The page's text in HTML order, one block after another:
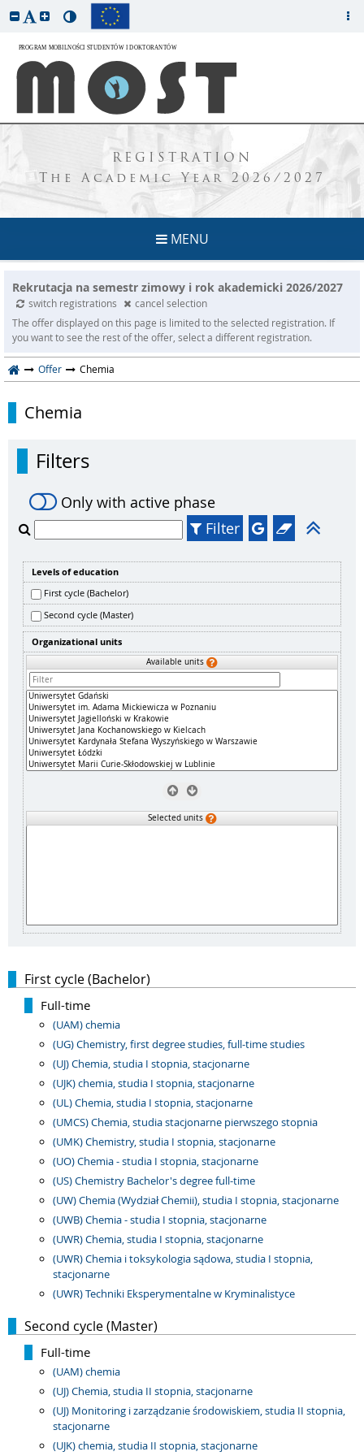
REGISTRATION
The Academic Year 2026/2027
MENU
Rekrutacja na semestr zimowy i rok akademicki 2026/2027
switch registrations
cancel selection
The offer displayed on this page is limited to the selected registration. If
you want to see the rest of the offer, select a different registration.
Offer Chemia
Chemia
Filters
Only with active phase
Filter
Levels of education
First cycle (Bachelor)
Second cycle (Master)
Organizational units
Available units
Selected units
First cycle (Bachelor)
Full-time
(UAM) chemia
(UG) Chemistry, first degree studies, full-time studies
(UJ) Chemia, studia I stopnia, stacjonarne
(UJK) chemia, studia I stopnia, stacjonarne
(UL) Chemia, studia I stopnia, stacjonarne
(UMCS) Chemia, studia stacjonarne pierwszego stopnia
(UMK) Chemistry, studia I stopnia, stacjonarne
(UO) Chemia - studia I stopnia, stacjonarne
(US) Chemistry Bachelor's degree full-time
(UW) Chemia (Wydział Chemii), studia I stopnia, stacjonarne
(UWB) Chemia - studia I stopnia, stacjonarne
(UWR) Chemia, studia I stopnia, stacjonarne
(UWR) Chemia i toksykologia sądowa, studia I stopnia,
stacjonarne
(UWR) Techniki Eksperymentalne w Kryminalistyce
Second cycle (Master)
Full-time
(UAM) chemia
(UJ) Chemia, studia II stopnia, stacjonarne
(UJ) Monitoring i zarządzanie środowiskiem, studia II stopnia,
stacjonarne
(UJK) chemia, studia II stopnia, stacjonarne